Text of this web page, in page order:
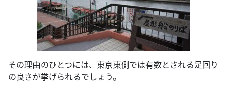
その理由のひとつには、東京東側では有数とされる足回り
の良さが挙げられるでしょう。